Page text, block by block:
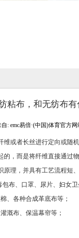
粘布，和无纺布
: emc易倍·(中国)体育官方网站
或者长丝进行定向或随
，而是将纤维直接通过
理，并具有工艺流程短
布、口罩、尿片、妇女
、各种合成革底布等；
溉布、保温幕帘等； 　